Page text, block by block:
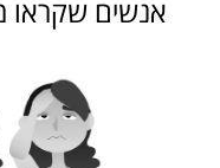
אנשים שקראו